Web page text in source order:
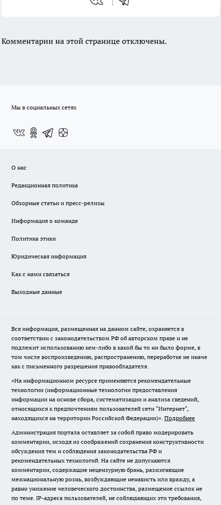
Комментарии на этой странице отключены.
Мы в социальных сетях
О нас
Редакционная политика
Обзорные статьи и пресс-релизы
Информация о команде
Политика этики
Юридическая информация
Как с нами связаться
Выходные данные
Вся информация, размещенная на данном сайте, охраняется в
соответствии с законодательством РФ об авторском праве и не
подлежит использованию кем-либо в какой бы то ни было форме, в
том числе воспроизведению, распространению, переработке не иначе
как с письменного разрешения правообладателя.
«На информационном ресурсе применяются рекомендательные
технологии (информационные технологии предоставления
информации на основе сбора, систематизации и анализа сведений,
относящихся к предпочтениям пользователей сети "Интернет",
находящихся на территории Российской Федерации)». Подробнее
Администрация портала оставляет за собой право модерировать
комментарии, исходя из соображений сохранения конструктивности
обсуждения тем и соблюдения законодательства РФ и
рекомендательных технологий. На сайте не допускаются
комментарии, содержащие нецензурную брань, разжигающие
межнациональную рознь, возбуждающие ненависть или вражду, а
равно унижение человеческого достоинства, размещение ссылок не
по теме. IP-адреса пользователей, не соблюдающих эти требования,